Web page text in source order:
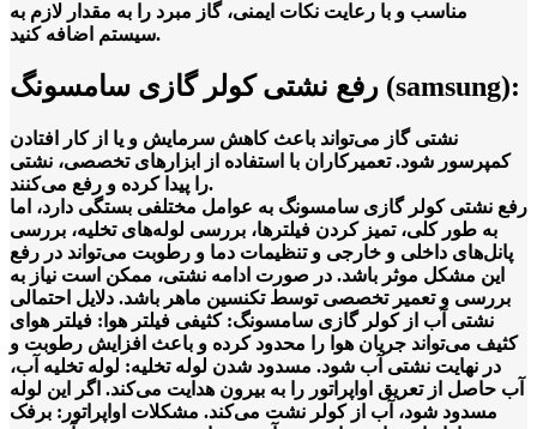
مناسب و با رعایت نکات ایمنی، گاز مبرد را به مقدار لازم به
سیستم اضافه کنید.
رفع نشتی کولر گازی سامسونگ (samsung):
نشتی گاز می‌تواند باعث کاهش سرمایش و یا از کار افتادن
کمپرسور شود. تعمیرکاران با استفاده از ابزارهای تخصصی، نشتی
را پیدا کرده و رفع می‌کنند.
رفع نشتی کولر گازی سامسونگ به عوامل مختلفی بستگی دارد، اما
به طور کلی، تمیز کردن فیلترها، بررسی لوله‌های تخلیه، بررسی
پانل‌های داخلی و خارجی و تنظیمات دما و رطوبت می‌تواند در رفع
این مشکل موثر باشد. در صورت ادامه نشتی، ممکن است نیاز به
بررسی و تعمیر تخصصی توسط تکنسین ماهر باشد. دلایل احتمالی
نشتی آب از کولر گازی سامسونگ: کثیفی فیلتر هوا: فیلتر هوای
کثیف می‌تواند جریان هوا را محدود کرده و باعث افزایش رطوبت و
در نهایت نشتی آب شود. مسدود شدن لوله تخلیه: لوله تخلیه آب،
آب حاصل از تعریق اواپراتور را به بیرون هدایت می‌کند. اگر این لوله
مسدود شود، آب از کولر نشت می‌کند. مشکلات اواپراتور: برفک